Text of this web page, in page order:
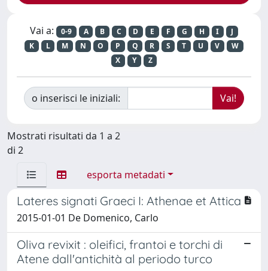
Vai a: 0-9 A B C D E F G H I
J
K
L M N O P Q R S T U V
W
X
Y Z
o inserisci le iniziali:
Mostrati risultati da 1 a 2
di 2
esporta metadati
Lateres signati Graeci I: Athenae et Attica
2015-01-01 De Domenico, Carlo
Oliva revixit : oleifici, frantoi e torchi di
Atene dall'antichità al periodo turco